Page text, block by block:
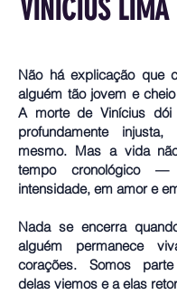
VINÍCIUS LIMA
Não há explicação que
alguém tão jovem e
A morte de Vinícius dói
profundamente
mesmo. Mas a vida
tempo cronológico —
intensidade, em amor e
Nada se encerra
alguém permanece
corações. Somos
delas viemos e a elas